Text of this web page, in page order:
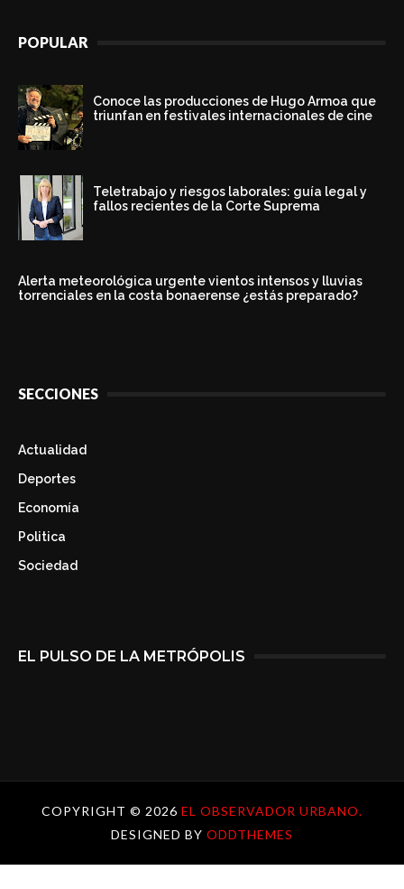
POPULAR
Conoce las producciones de Hugo Armoa que
triunfan en festivales internacionales de cine
Teletrabajo y riesgos laborales: guía legal y
fallos recientes de la Corte Suprema
Alerta meteorológica urgente vientos intensos y lluvias
torrenciales en la costa bonaerense ¿estás preparado?
SECCIONES
Actualidad
Deportes
Economía
Politica
Sociedad
EL PULSO DE LA METRÓPOLIS
COPYRIGHT © 2026 EL OBSERVADOR URBANO.
DESIGNED BY ODDTHEMES